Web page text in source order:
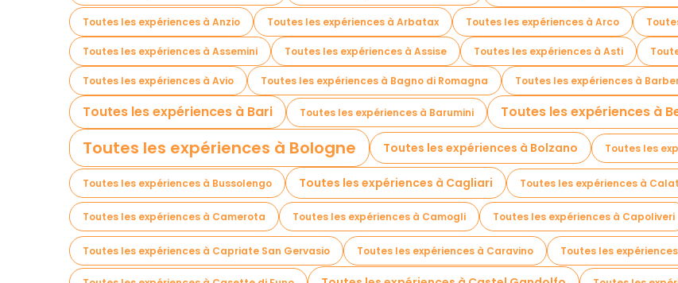
Toutes les expériences à Anzio Toutes les expériences à Arbatax Toutes les expériences à Arco
Toutes les expériences à Assemini Toutes les expériences à Assise Toutes les expériences à Asti
Toutes les expériences à Avio Toutes les expériences à Bagno di Romagna Toutes les expériences à
Toutes les expériences à Bari Toutes les expériences à Barumini Toutes les expériences à
Toutes les expériences à Bologne Toutes les expériences à Bolzano Toutes les
Toutes les expériences à Bussolengo Toutes les expériences à Cagliari Toutes les expériences à
Toutes les expériences à Camerota Toutes les expériences à Camogli Toutes les expériences à Capoliveri
Toutes les expériences à Capriate San Gervasio Toutes les expériences à Caravino Toutes les